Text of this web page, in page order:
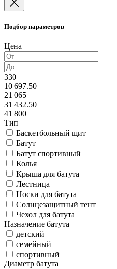
Подбор параметров
Цена
330
10 697.50
21 065
31 432.50
41 800
Тип
Баскетбольный щит
Батут
Батут спортивный
Колья
Крыша для батута
Лестница
Носки для батута
Солнцезащитный тент
Чехол для батута
Назначение батута
детский
семейный
спортивный
Диаметр батута